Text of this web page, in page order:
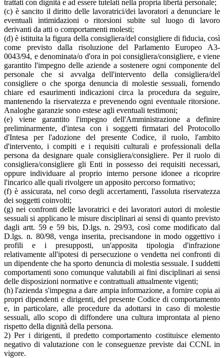
trattati con dignità e ad essere tutelati nella propria libertà personale;
(c) è sancito il diritto delle lavoratrici/dei lavoratori a denunciare le
eventuali intimidazioni o ritorsioni subite sul luogo di lavoro
derivanti da atti o comportamenti molesti;
(d) è istituita la figura della consigliera/del consigliere di fiducia, così
come previsto dalla risoluzione del Parlamento Europeo A3-
0043/94, e denominata/o d'ora in poi consigliera/consigliere, e viene
garantito l'impegno delle aziende a sostenere ogni componente del
personale che si avvalga dell'intervento della consigliera/del
consigliere o che sporga denuncia di molestie sessuali, fornendo
chiare ed esaurimenti indicazioni circa la procedura da seguire,
mantenendo la riservatezza e prevenendo ogni eventuale ritorsione.
Analoghe garanzie sono estese agli eventuali testimoni;
(e) viene garantito l'impegno dell'Amministrazione a definire
preliminarmente, d'intesa con i soggetti firmatari del Protocollo
d'Intesa per l'adozione del presente Codice, il ruolo, l'ambito
d'intervento, i compiti e i requisiti culturali e professionali della
persona da designare quale consigliera/consigliere. Per il ruolo di
consigliera/consigliere gli Enti in possesso dei requisiti necessari,
oppure individuare al proprio interno persone idonee a ricoprire
l'incarico alle quali rivolgere un apposito percorso formativo;
(f) è assicurata, nel corso degli accertamenti, l'assoluta riservatezza
dei soggetti coinvolti;
(g) nei confronti delle lavoratrici e dei lavoratori autori di molestie
sessuali si applicano le misure disciplinari ai sensi di quanto previsto
dagli artt. 59 e 59 bis, D.lgs. n. 29/93, così come modificato dal
D.lgs. n. 80/98, venga inserita, precisandone in modo oggettivo i
profili e i presupposti, un'apposita tipologia d'infrazione
relativamente all'ipotesi di persecuzione o vendetta nei confronti di
un dipendente che ha sporto denuncia di molestia sessuale. I suddetti
comportamenti sono comunque valutabili ai fini disciplinari ai sensi
delle disposizioni normative e contrattuali attualmente vigenti;
(h) l'azienda s'impegna a dare ampia informazione, a fornire copia ai
propri dipendenti e dirigenti, del presente Codice di comportamento
e, in particolare, alle procedure da adottarsi in caso di molestie
sessuali, allo scopo di diffondere una cultura improntata al pieno
rispetto della dignità della persona.
2) Per i dirigenti, il predetto comportamento costituisce elemento
negativo di valutazione con le conseguenze previste dai CCNL in
vigore.